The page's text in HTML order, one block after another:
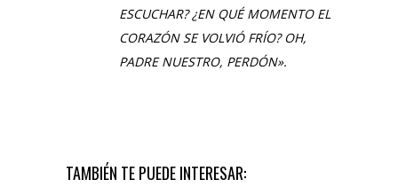
ESCUCHAR? ¿EN QUÉ MOMENTO EL
CORAZÓN SE VOLVIÓ FRÍO? OH,
PADRE NUESTRO, PERDÓN».
TAMBIÉN TE PUEDE INTERESAR: